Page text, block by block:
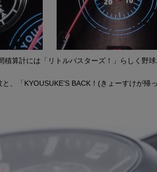
算計には「リトルバスターズ！」らしく野球
、「KYOUSUKE’S BACK！(きょーすけが帰